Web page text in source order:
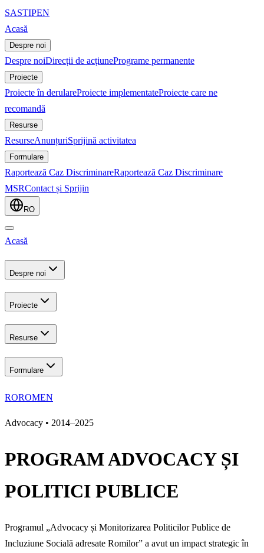
SASTIPEN
Acasă
Despre noi
Despre noiDirecții de acțiunePrograme permanente
Proiecte
Proiecte în derulareProiecte implementateProiecte care ne
recomandă
Resurse
ResurseAnunțuriSprijină activitatea
Formulare
Raportează Caz DiscriminareRaportează Caz Discriminare
MSRContact și Sprijin
RO
Acasă
Despre noi
Proiecte
Resurse
Formulare
ROROMEN
Advocacy • 2014–2025
PROGRAM ADVOCACY ȘI
POLITICI PUBLICE
Programul „Advocacy și Monitorizarea Politicilor Publice de
Incluziune Socială adresate Romilor” a avut un impact strategic în